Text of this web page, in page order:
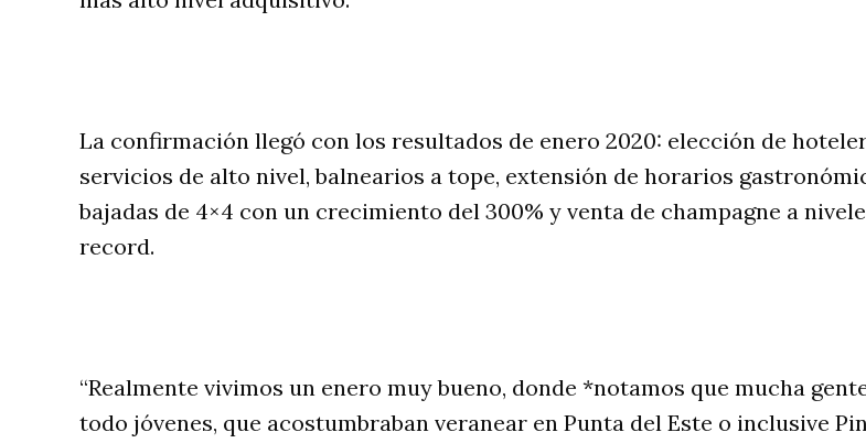
La confirmación llegó con los resultados de enero 2020: elección de
servicios de alto nivel, balnearios a tope, extensión de horarios
bajadas de 4×4 con un crecimiento del 300% y venta de champagne a
record.
“Realmente vivimos un enero muy bueno, donde *notamos que mucha
todo jóvenes, que acostumbraban veranear en Punta del Este o inclusive